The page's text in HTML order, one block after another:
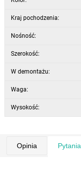
Kraj pochodzenia:
Nośność:
Szerokość:
W demontażu:
Waga:
Wysokość:
Opinia Pytania